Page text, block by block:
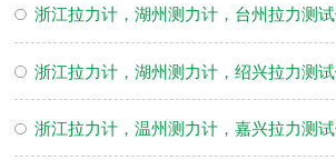
浙江拉力计，湖州测力计，台州拉力测
浙江拉力计，湖州测力计，绍兴拉力测
浙江拉力计，温州测力计，嘉兴拉力测